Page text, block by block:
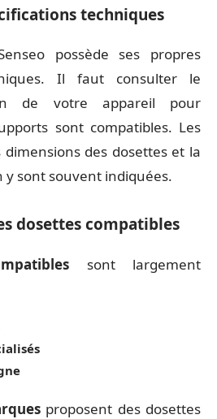
techniques
possède ses propres
Il faut consulter le
de votre appareil pour
sont compatibles. Les
des dosettes et la
y sont souvent indiquées.
dosettes compatibles
sont largement
proposent des dosettes